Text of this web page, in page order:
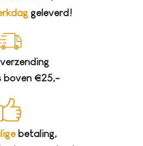
geleverd!
verzending
boven €25,-
betaling,